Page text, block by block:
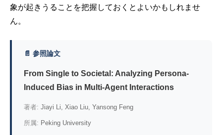
象が起きうることを把握しておくとよいかもしれませ
ん。
📄 参照論文
From Single to Societal: Analyzing Persona-
Induced Bias in Multi-Agent Interactions
著者: Jiayi Li, Xiao Liu, Yansong Feng
所属: Peking University